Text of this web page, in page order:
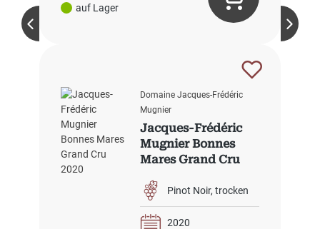
auf Lager
Domaine Jacques-Frédéric
Mugnier
Jacques-Frédéric
Mugnier Bonnes
Mares Grand Cru
Pinot Noir trocken
2020